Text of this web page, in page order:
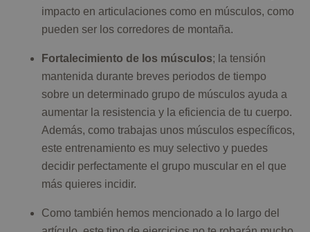
impacto en articulaciones como en músculos, como
pueden ser los corredores de montaña.
Fortalecimiento de los músculos; la tensión
mantenida durante breves periodos de tiempo
sobre un determinado grupo de músculos ayuda a
aumentar la resistencia y la eficiencia de tu cuerpo.
Además, como trabajas unos músculos específicos,
este entrenamiento es muy selectivo y puedes
decidir perfectamente el grupo muscular en el que
más quieres incidir.
Como también hemos mencionado a lo largo del